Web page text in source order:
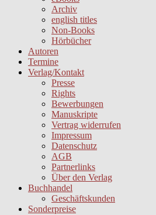
Archiv
english titles
Non-Books
Hörbücher
Autoren
Termine
Verlag/Kontakt
Presse
Rights
Bewerbungen
Manuskripte
Vertrag widerrufen
Impressum
Datenschutz
AGB
Partnerlinks
Über den Verlag
Buchhandel
Geschäftskunden
Sonderpreise